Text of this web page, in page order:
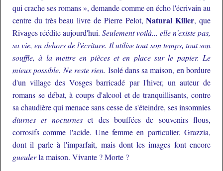
qui crache ses romans », demande comme en écho l'écrivain au
centre du très beau livre de Pierre Pelot,Natural Killer, que
Rivages réédite aujourd'hui. Seulement voilà... elle n'existe pas,
sa vie, en dehors de l'écriture. Il utilise tout son temps, tout son
souffle, à la mettre en pièces et en place sur le papier. Le
mieux possible. Ne reste rien. Isolé dans sa maison, en bordure
d'un village des Vosges barricadé par l'hiver, un auteur de
romans se débat, à coups d'alcool et de tranquillisants, contre
sa chaudière qui menace sans cesse de s'éteindre, ses insomnies
diurnes et nocturneset des bouffées de souvenirs flous,
corrosifs comme l'acide. Une femme en particulier, Grazzia,
dont il parle à l'imparfait, mais dont les images font encore
gueulerla maison. Vivante ? Morte ?